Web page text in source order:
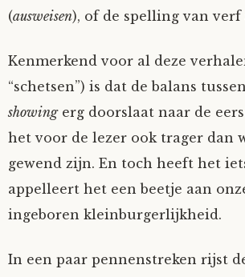
(ausweisen), of de spelling van verf
Kenmerkend voor al deze
“schetsen”) is dat de balans tussen
showingerg doorslaat naar de
het voor de lezer ook trager dan
gewend zijn. En toch heeft het
appelleert het een beetje aan
ingeboren kleinburgerlijkheid.
In een paar pennenstreken rijst